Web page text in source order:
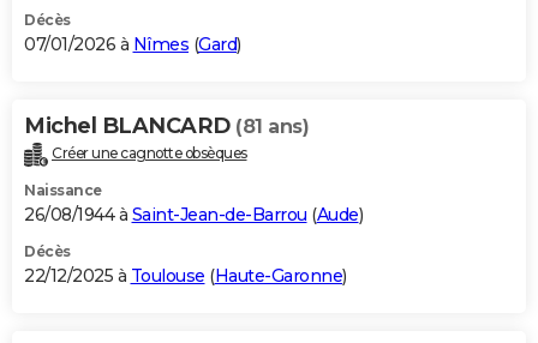
Décès
07/01/2026 à Nîmes (Gard)
Michel BLANCARD (81 ans)
Créer une cagnotte obsèques
Naissance
26/08/1944 à Saint-Jean-de-Barrou (Aude)
Décès
22/12/2025 à Toulouse (Haute-Garonne)